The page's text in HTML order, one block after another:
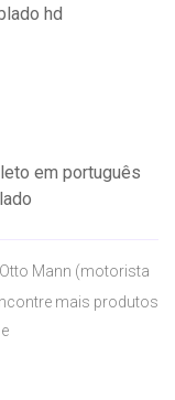
hd
em português
Mann (motorista
mais produtos